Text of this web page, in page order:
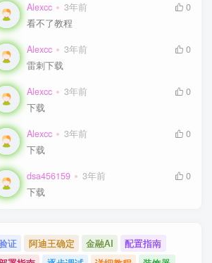
Alexcc 3年前
0
看不了教程
Alexcc 3年前
0
雷刺下载
Alexcc 3年前
0
下载
Alexcc 3年前
0
下载
dsa456159 3年前
0
下载
证 阿迪王确定 金融AI
配置指南